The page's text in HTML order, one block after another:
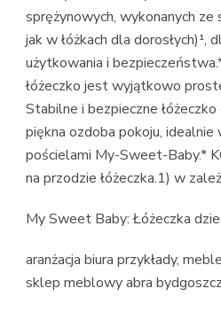
sprężynowych, wykonanych
jak w łóżkach dla dorosłych)¹,
użytkowania i
łóżeczko jest wyjątkowo
Stabilne i bezpieczne
piękna ozdoba pokoju,
pościelami My-Sweet-Baby.*
na przodzie łóżeczka.1) w
My Sweet Baby: Łóżeczka
aranżacja biura przykłady,
sklep meblowy abra bydgoszcz